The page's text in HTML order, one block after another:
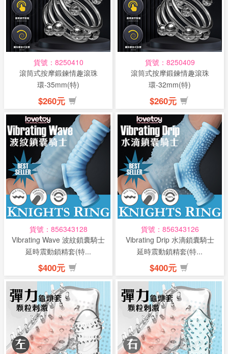
貨號：8250410
滾筒式按摩鍛鍊情趣滾珠
環-35mm(特)
$260元
貨號：8250409
滾筒式按摩鍛鍊情趣滾珠
環-32mm(特)
$260元
貨號：856343128
Vibrating Wave 波紋鎖囊騎士
延時震動鎖精套(特...
$400元
貨號：856343126
Vibrating Drip 水滴鎖囊騎士
延時震動鎖精套(特...
$400元